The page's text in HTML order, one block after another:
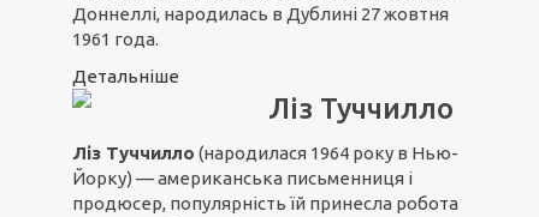
Доннеллі, народилась в Дублині 27 жовтня
1961 года.
Детальніше
Ліз Туччилло
Ліз Туччилло (народилася 1964 року в Нью-
Йорку) — американська письменниця і
продюсер, популярність їй принесла робота